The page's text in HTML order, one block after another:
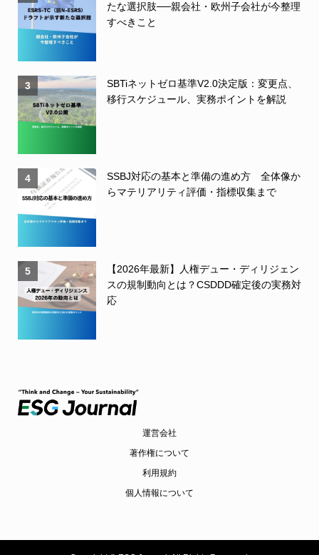
たな選択肢──親会社・欧州子会社が今整理
すべきこと
3
SBTiネットゼロ基準V2.0決定版：変更点、
移行スケジュール、実務ポイントを解説
4
SSBJ対応の基本と準備の進め方 全体像か
らマテリアリティ評価・指標収集まで
5
【2026年最新】人権デュー・ディリジェン
スの規制動向とは？CSDDD確定後の実務対
応
運営会社
著作権について
利用規約
個人情報について